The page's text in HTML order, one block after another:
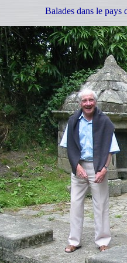
Balades dans le pays